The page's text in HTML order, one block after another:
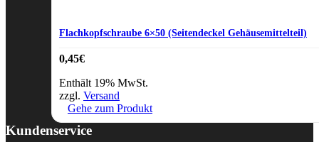
Flachkopfschraube 6×50 (Seitendeckel Gehäusemittelteil)
0,45€
Enthält 19% MwSt.
zzgl. Versand
Gehe zum Produkt
Kundenservice